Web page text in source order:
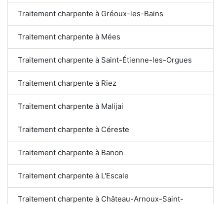
Traitement charpente à Gréoux-les-Bains
Traitement charpente à Mées
Traitement charpente à Saint-Étienne-les-Orgues
Traitement charpente à Riez
Traitement charpente à Malijai
Traitement charpente à Céreste
Traitement charpente à Banon
Traitement charpente à L'Escale
Traitement charpente à Château-Arnoux-Saint-